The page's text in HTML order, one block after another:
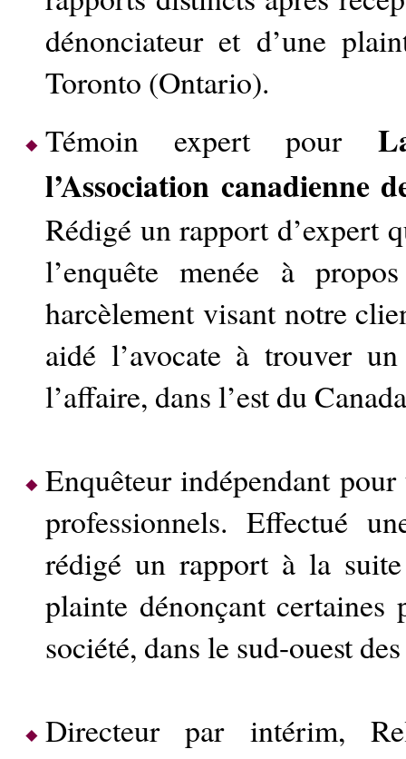
dénonciateur et d’une
Toronto (Ontario).
Témoin expert pour
l’Association canadienne
Rédigé un rapport d’expert
l’enquête menée à
harcèlement visant notre
aidé l’avocate à trouver
l’affaire, dans l’est du
Enquêteur indépendant
professionnels. Effectué
rédigé un rapport à la
plainte dénonçant certaines
société, dans le sud-ouest
Directeur par intérim,